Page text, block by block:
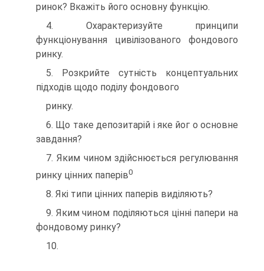
ринок? Вкажіть його основну функцію.
4. Охарактеризуйте принципи
функціонування цивілізованого фондового
ринку.
5. Розкрийте сутність концептуальних
підходів щодо поділу фондового
ринку.
6. Що таке депозитарій і яке йог о основне
завдання?
7. Яким чином здійснюється регулювання
ринку цінних паперів0
8. Які типи цінних паперів виділяють?
9. Яким чином поділяються цінні папери на
фондовому ринку?
10.